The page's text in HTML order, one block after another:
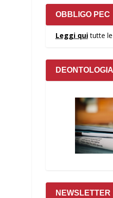
OBBLIGO PEC
Leggi quitutte le
DEONTOLOGIA
NEWSLETTER